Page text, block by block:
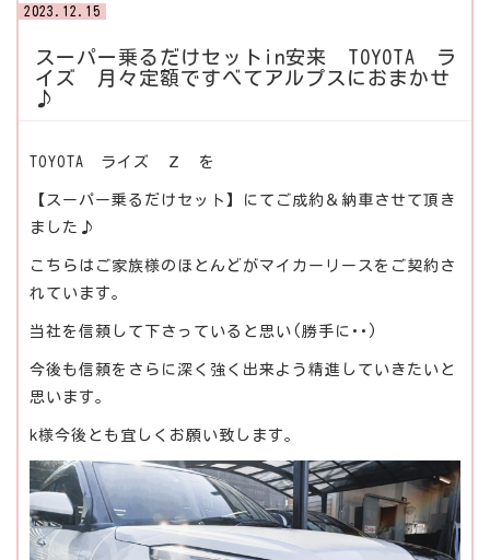
2023.12.15
スーパー乗るだけセットin安来 TOYOTA ラ
イズ 月々定額ですべてアルプスにおまかせ
♪
TOYOTA ライズ Ｚ を
【スーパー乗るだけセット】にてご成約＆納車させて頂き
ました♪
こちらはご家族様のほとんどがマイカーリースをご契約さ
れています。
当社を信頼して下さっていると思い(勝手に･･)
今後も信頼をさらに深く強く出来よう精進していきたいと
思います。
k様今後とも宜しくお願い致します。